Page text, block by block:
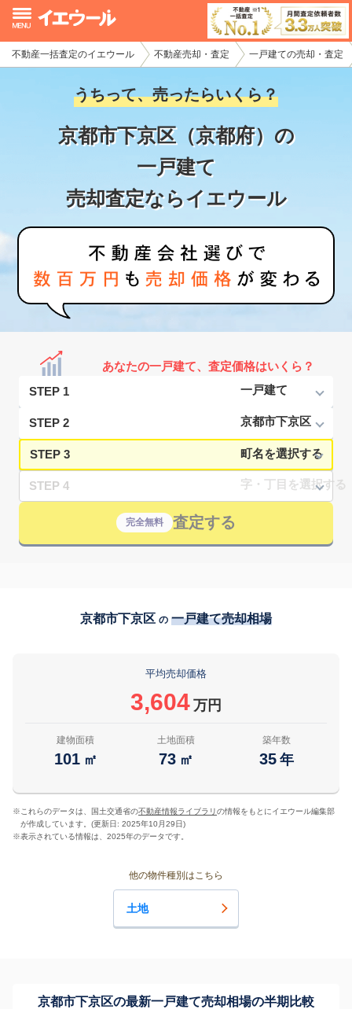
不動産一括査定のイエウール 不動産売却・査定 一戸建ての売却・査定
うちって、売ったらいくら？
京都市下京区（京都府）の
一戸建て
売却査定ならイエウール
あなたの一戸建て、査定価格はいくら？
STEP 1
STEP 2
STEP 3
STEP 4
完全無料 査定する
京都市下京区 の 一戸建て売却相場
平均売却価格
3,604 万円
建物面積
101 ㎡
土地面積
73 ㎡
築年数
35 年
※ これらのデータは、国土交通省の不動産情報ライブラリの情報をもとにイエウール編集部
が作成しています。(更新日: 2025年10月29日)
※表示されている情報は、2025年のデータです。
他の物件種別はこちら
土地
京都市下京区の最新一戸建て売却相場の半期比較
イエウール加盟希望の不動産会社様
初めての方へ
不動産売却の流れ